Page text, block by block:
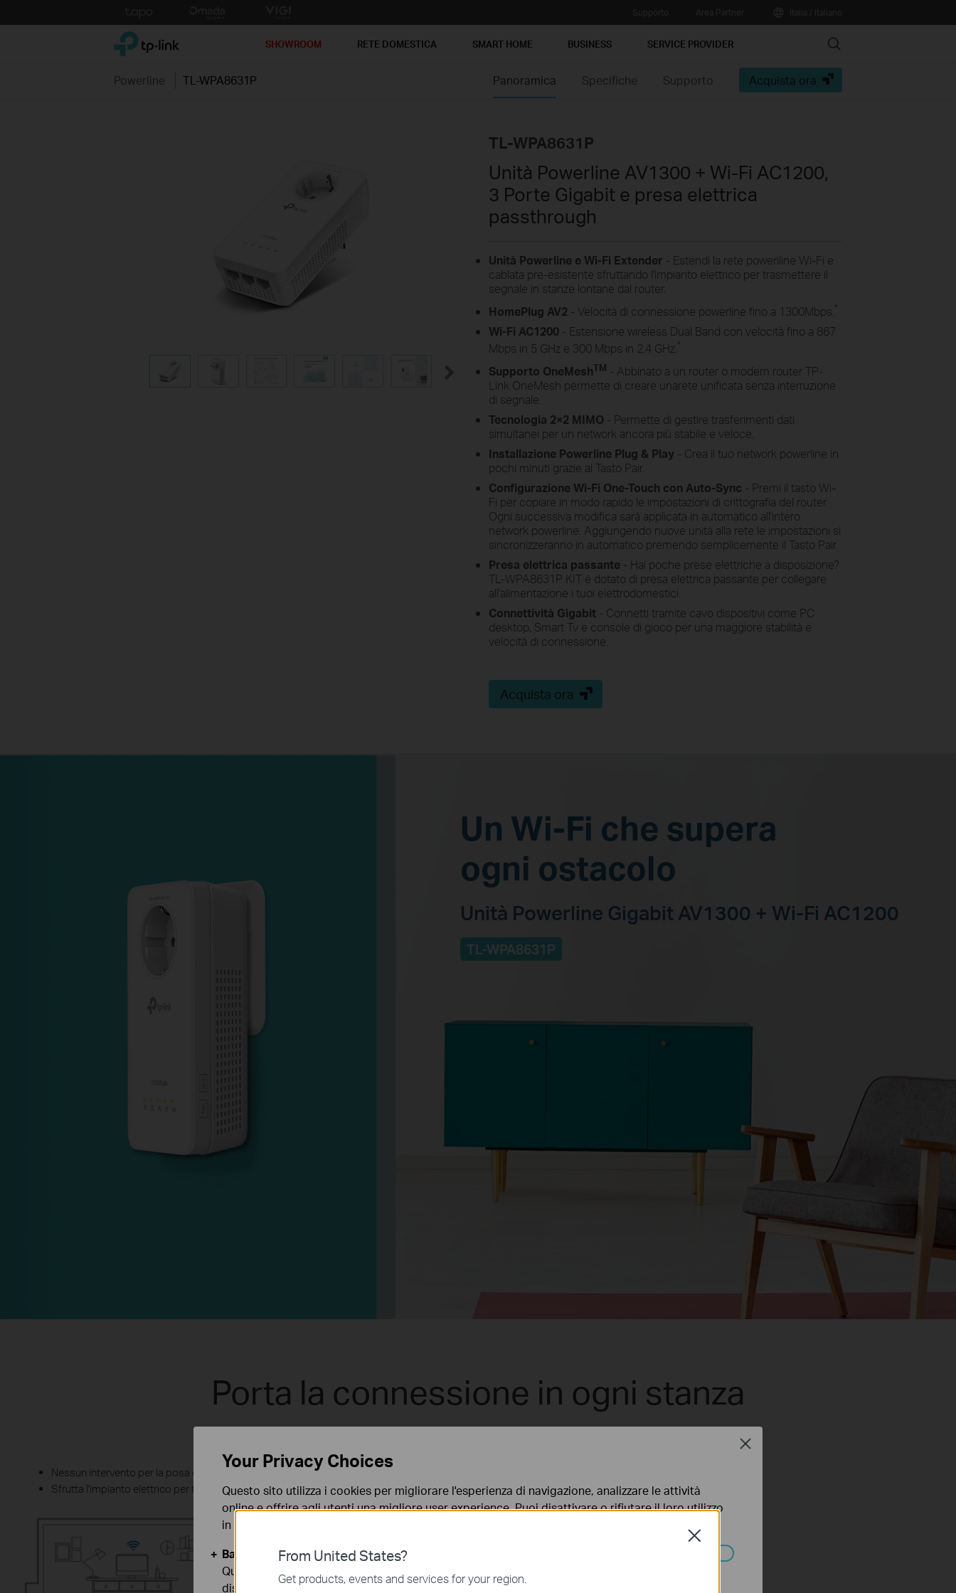
to
TP-Link, Reliably Smart SHOWROOM RETE DOMESTICA SMART HOME BUSINESS SERVICE PROVIDER Search
Powerline TL-WPA8631P Panoramica Specifiche Supporto Acquista ora
TL-WPA8631P
Unità Powerline AV1300 + Wi-Fi AC1200,
3 Porte Gigabit e presa elettrica
passthrough
Unità Powerline e Wi-Fi Extender - Estendi la rete poweriline Wi-Fi e
cablata pre-esistente sfruttando l'impianto elettrico per trasmettere il
segnale in stanze lontane dal router.
HomePlug AV2 - Velocità di connessione powerline fino a 1300Mbps. *
Wi-Fi AC1200 - Estensione wireless Dual Band con velocità fino a 867
Mbps in 5 GHz e 300 Mbps in 2.4 GHz. *
Supporto OneMeshTM - Abbinato a un router o modem router TP-
Link OneMesh permette di creare unarete unificata senza interruzione
di segnale.
Tecnologia 2×2 MIMO - Permette di gestire trasferimenti dati
simultanei per un network ancora più stabile e veloce.
Installazione Powerline Plug & Play - Crea il tuo network powerline in
pochi minuti grazie al Tasto Pair.
Configurazione Wi-Fi One-Touch con Auto-Sync - Premi il tasto Wi-
Fi per copiare in modo rapido le impostazioni di crittografia del router.
Ogni successiva modifica sarà applicata in automatico all'intero
network powerline. Aggiungendo nuove unità alla rete le impostazioni si
sincronizzeranno in automatico premendo semplicemente il Tasto Pair.
Presa elettrica passante - Hai poche prese elettriche a disposizione?
TL-WPA8631P KIT è dotato di presa elettrica passante per collegare
all'alimentazione i tuoi elettrodomestici.
Connettività Gigabit - Connetti tramite cavo dispositivi come PC
desktop, Smart Tv e console di gioco per una maggiore stabilità e
velocità di connessione.
Acquista ora
Un Wi-Fi che supera
ogni ostacolo
Unità Powerline Gigabit AV1300 + Wi-Fi AC1200
TL-WPA8631P
Porta la connessione in ogni stanza
Nessun intervento per la posa di cavi Ethernet.
Sfrutta l'impianto elettrico per trasmettere dati.
From United States?
Get products, events and services for your region.
Close
Your Privacy Choices
Questo sito utilizza i cookies per migliorare l'esperienza di navigazione, analizzare le attività
online e offrire agli utenti una migliore user experience. Puoi disattivare o rifiutare il loro utilizzo
in qualunque momento. Per maggiori informazioni consulta la nostra
Basic Cookies
Questi cookies sono necessari per il corretto funzionamento del sito e non possono essere
disattivati nel tuo sistema.
Close